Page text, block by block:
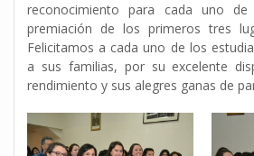
reconocimiento para cada uno
premiación de los primeros tres
Felicitamos a cada uno de los
a sus familias, por su excelente
rendimiento y sus alegres ganas de